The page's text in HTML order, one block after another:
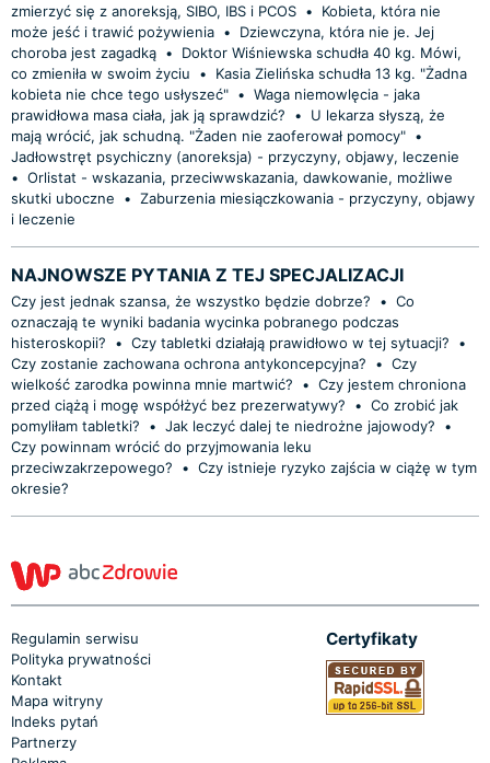
zmierzyć się z anoreksją, SIBO, IBS i PCOS •
Kobieta, która nie
może jeść i trawić pożywienia •
Dziewczyna, która nie je. Jej
choroba jest zagadką •
Doktor Wiśniewska schudła 40 kg. Mówi,
co zmieniła w swoim życiu
•
Kasia Zielińska schudła 13 kg. "Żadna
kobieta nie chce tego usłyszeć" • Waga niemowlęcia - jaka
prawidłowa masa ciała, jak ją sprawdzić?
•
U lekarza słyszą, że
mają wrócić, jak schudną. "Żaden nie zaoferował pomocy" •
Jadłowstręt psychiczny (anoreksja) - przyczyny, objawy, leczenie
• Orlistat - wskazania, przeciwwskazania, dawkowanie, możliwe
skutki uboczne
• Zaburzenia miesiączkowania - przyczyny, objawy
i leczenie
NAJNOWSZE PYTANIA Z TEJ SPECJALIZACJI
Czy jest jednak szansa, że wszystko będzie dobrze? • Co
oznaczają te wyniki badania wycinka pobranego podczas
histeroskopii?
• Czy tabletki działają prawidłowo w tej sytuacji?
•
Czy zostanie zachowana ochrona antykoncepcyjna?
• Czy
wielkość zarodka powinna mnie martwić?
• Czy jestem chroniona
przed ciążą i mogę współżyć bez prezerwatywy?
• Co zrobić jak
pomyliłam tabletki?
• Jak leczyć dalej te niedrożne jajowody?
•
Czy powinnam wrócić do przyjmowania leku
przeciwzakrzepowego?
• Czy istnieje ryzyko zajścia w ciążę w tym
okresie?
Regulamin serwisu
Polityka prywatności
Kontakt
Mapa witryny
Indeks pytań
Partnerzy
Certyfikaty